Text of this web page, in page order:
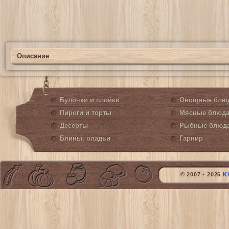
Описание
Булочки и слойки
Пироги и торты
Десерты
Блины, оладьи
Овощные
Мясные блюда
Рыбные
Гарнир
© 2007 - 2026